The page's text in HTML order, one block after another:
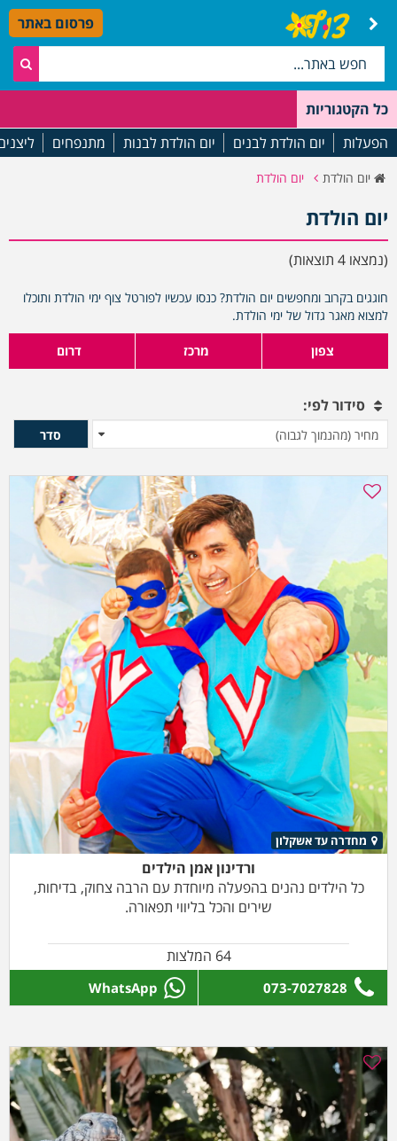
פרסום באתר
כל הקטגוריות
הפעלות
יום הולדת לבנים יום הולדת לבנות מתנפחים
יום הולדת יום הולדת
יום הולדת
(נמצאו 4 תוצאות)
חוגגים בקרוב ומחפשים יום הולדת? כנסו עכשיו לפורטל צוף ימי הולדת ותוכלו
למצוא מאגר גדול של ימי הולדת.
צפון מרכז דרום
סידור לפי:
סדר
מחדרה עד אשקלון
ורדינון אמן הילדים
כל הילדים נהנים בהפעלה מיוחדת עם הרבה צחוק, בדיחות,
שירים והכל בליווי תפאורה.
64 המלצות
073-7027828
WhatsApp